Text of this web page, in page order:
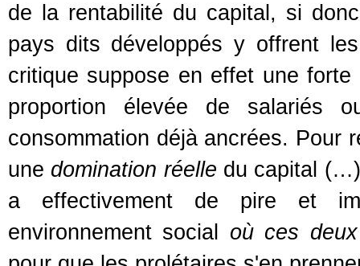
de la rentabilité du capital, si
pays dits développés y offrent
critique suppose en effet une
proportion élevée de salariés
consommation déjà ancrées. Pour
une domination réelle du capital
a effectivement de pire et
environnement social où ces